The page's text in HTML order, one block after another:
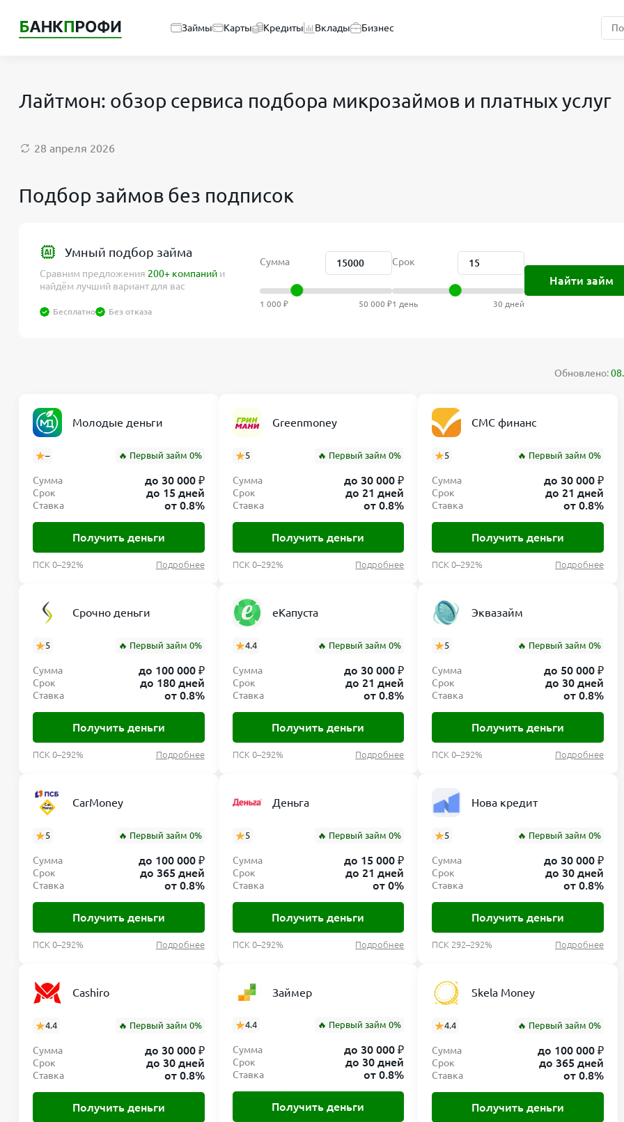
Займы Карты Кредиты Вклады Бизнес
Лайтмон: обзор сервиса подбора микрозаймов и платных услуг
28 апреля 2026
Подбор займов без подписок
Умный подбор займа
Сравним предложения 200+ компаний и
найдём лучший вариант для вас
Бесплатно Без отказа
Сумма
1 000 ₽ 50 000 ₽
Срок
1 день 30 дней
Найти займ
Обновлено:
Молодые деньги
– 🔥 Первый займ 0%
Сумма до 30 000 ₽
Срок до 15 дней
Ставка от 0.8%
Получить деньги
ПСК 0–292% Подробнее
Greenmoney
5 🔥 Первый займ 0%
Сумма до 30 000 ₽
Срок до 21 дней
Ставка от 0.8%
Получить деньги
ПСК 0–292% Подробнее
СМС финанс
5 🔥 Первый займ 0%
Сумма до 30 000 ₽
Срок до 21 дней
Ставка от 0.8%
Получить деньги
ПСК 0–292% Подробнее
Срочно деньги
5 🔥 Первый займ 0%
Сумма до 100 000 ₽
Срок до 180 дней
Ставка от 0.8%
Получить деньги
ПСК 0–292% Подробнее
еКапуста
4.4 🔥 Первый займ 0%
Сумма до 30 000 ₽
Срок до 21 дней
Ставка от 0.8%
Получить деньги
ПСК 0–292% Подробнее
Эквазайм
5 🔥 Первый займ 0%
Сумма до 50 000 ₽
Срок до 30 дней
Ставка от 0.8%
Получить деньги
ПСК 0–292% Подробнее
CarMoney
5 🔥 Первый займ 0%
Сумма до 100 000 ₽
Срок до 365 дней
Ставка от 0.8%
Получить деньги
ПСК 0–292% Подробнее
Деньга
5 🔥 Первый займ 0%
Сумма до 15 000 ₽
Срок до 21 дней
Ставка от 0%
Получить деньги
ПСК 0–292% Подробнее
Нова кредит
5 🔥 Первый займ 0%
Сумма до 30 000 ₽
Срок до 30 дней
Ставка от 0.8%
Получить деньги
ПСК 292–292% Подробнее
Cashiro
4.4 🔥 Первый займ 0%
Сумма до 30 000 ₽
Срок до 30 дней
Ставка от 0.8%
Получить деньги
Займер
4.4 🔥 Первый займ 0%
Сумма до 30 000 ₽
Срок до 30 дней
Ставка от 0.8%
Получить деньги
Skela Money
4.4 🔥 Первый займ 0%
Сумма до 100 000 ₽
Срок до 365 дней
Ставка от 0.8%
Получить деньги